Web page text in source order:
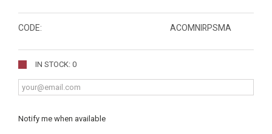
CODE: ACOMNIRPSMA
IN STOCK: 0
Notify me when available